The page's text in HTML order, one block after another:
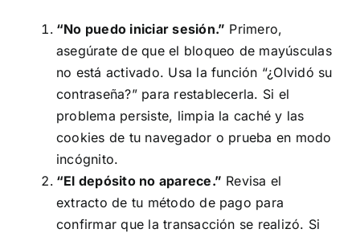
“No puedo iniciar sesión.” Primero,
asegúrate de que el bloqueo de mayúsculas
no está activado. Usa la función “¿Olvidó su
contraseña?” para restablecerla. Si el
problema persiste, limpia la caché y las
cookies de tu navegador o prueba en modo
incógnito.
“El depósito no aparece.” Revisa el
extracto de tu método de pago para
confirmar que la transacción se realizó. Si